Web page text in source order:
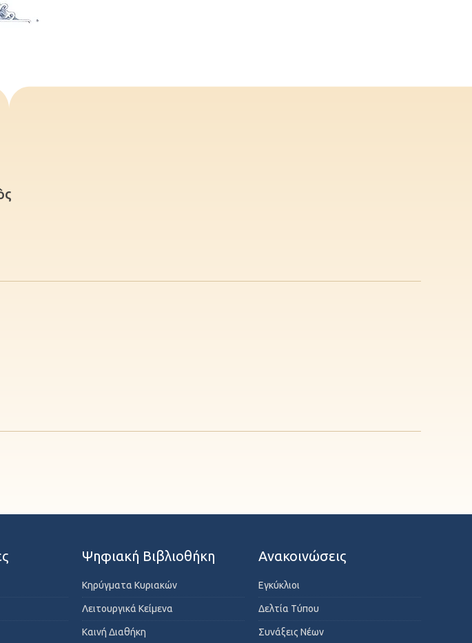
Ψηφιακή Βιβλιοθήκη
Κηρύγματα Κυριακών
Λειτουργικά Κείμενα
Καινή Διαθήκη
Ανακοινώσεις
Εγκύκλιοι
Δελτία Τύπου
Συνάξεις Νέων